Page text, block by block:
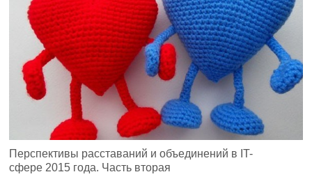
Перспективы расставаний и объединений в IT-
сфере 2015 года. Часть вторая